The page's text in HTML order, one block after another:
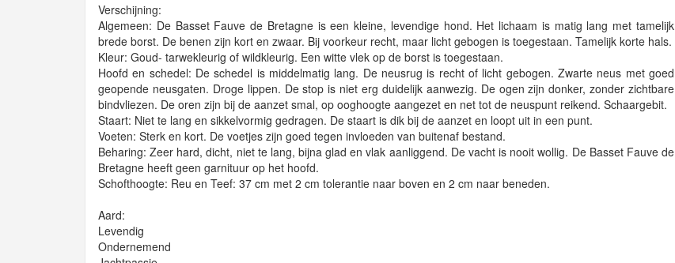
Verschijning:
Algemeen: De Basset Fauve de Bretagne is een kleine, levendige hond. Het lichaam is matig lang met tamelijk
brede borst. De benen zijn kort en zwaar. Bij voorkeur recht, maar licht gebogen is toegestaan. Tamelijk korte hals.
Kleur: Goud- tarwekleurig of wildkleurig. Een witte vlek op de borst is toegestaan.
Hoofd en schedel: De schedel is middelmatig lang. De neusrug is recht of licht gebogen. Zwarte neus met goed
geopende neusgaten. Droge lippen. De stop is niet erg duidelijk aanwezig. De ogen zijn donker, zonder zichtbare
bindvliezen. De oren zijn bij de aanzet smal, op ooghoogte aangezet en net tot de neuspunt reikend. Schaargebit.
Staart: Niet te lang en sikkelvormig gedragen. De staart is dik bij de aanzet en loopt uit in een punt.
Voeten: Sterk en kort. De voetjes zijn goed tegen invloeden van buitenaf bestand.
Beharing: Zeer hard, dicht, niet te lang, bijna glad en vlak aanliggend. De vacht is nooit wollig. De Basset Fauve de
Bretagne heeft geen garnituur op het hoofd.
Schofthoogte: Reu en Teef: 37 cm met 2 cm tolerantie naar boven en 2 cm naar beneden.
Aard:
Levendig
Ondernemend